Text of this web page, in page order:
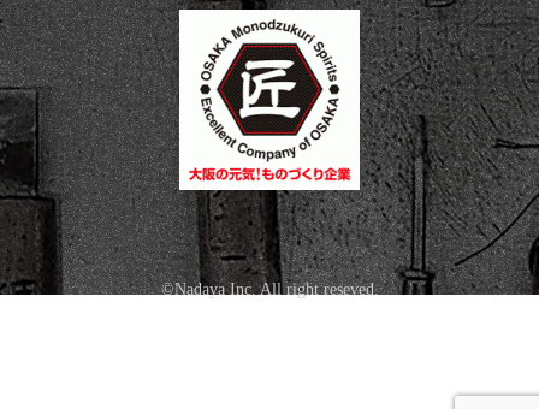
©Nadaya Inc. All right reseved.